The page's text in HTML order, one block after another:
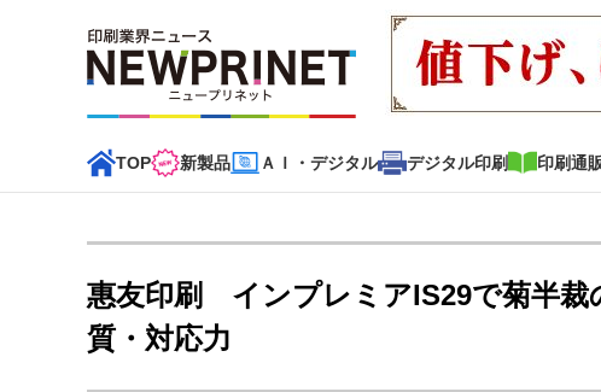
TOP 新製品 ＡＩ・デジタル デジタル印刷 印刷通
インデックス
TOP 新着記事 特集記事 動画コンテンツ イ
カテゴリー一覧
惠友印刷 インプレミアIS29で菊半裁
質・対応力